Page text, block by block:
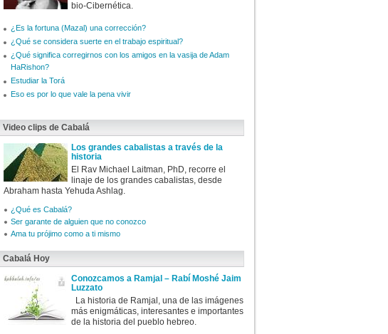
bio-Cibernética.
¿Es la fortuna (Mazal) una corrección?
¿Qué se considera suerte en el trabajo espiritual?
¿Qué significa corregirnos con los amigos en la vasija de Adam
HaRishon?
Estudiar la Torá
Eso es por lo que vale la pena vivir
Video clips de Cabalá
Los grandes cabalistas a través de la
historia
El Rav Michael Laitman, PhD, recorre el
linaje de los grandes cabalistas, desde
Abraham hasta Yehuda Ashlag.
¿Qué es Cabalá?
Ser garante de alguien que no conozco
Ama tu prójimo como a ti mismo
Cabalá Hoy
Conozcamos a Ramjal – Rabí Moshé Jaim
Luzzato
La historia de Ramjal, una de las imágenes
más enigmáticas, interesantes e importantes
de la historia del pueblo hebreo.